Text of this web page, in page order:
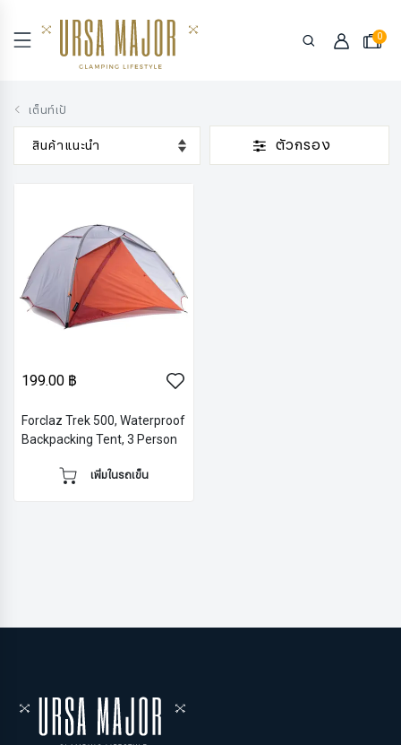
0
เต็นท์เป้
ตัวกรอง
199.00 ฿
Forclaz Trek 500, Waterproof
Backpacking Tent, 3 Person
เพิ่มในรถเข็น